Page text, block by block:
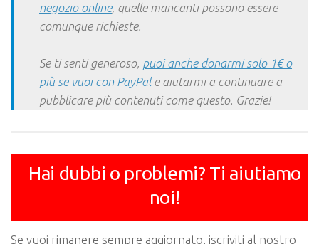
negozio online, quelle mancanti possono essere
comunque richieste.
Se ti senti generoso, puoi anche donarmi solo 1€ o
più se vuoi con PayPale aiutarmi a continuare a
pubblicare più contenuti come questo. Grazie!
Hai dubbi o problemi? Ti aiutiamo
noi!
Se vuoi rimanere sempre aggiornato, iscriviti al nostro